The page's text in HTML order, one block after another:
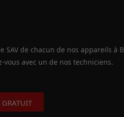
de chacun de nos appareils à
avec un de nos techniciens.